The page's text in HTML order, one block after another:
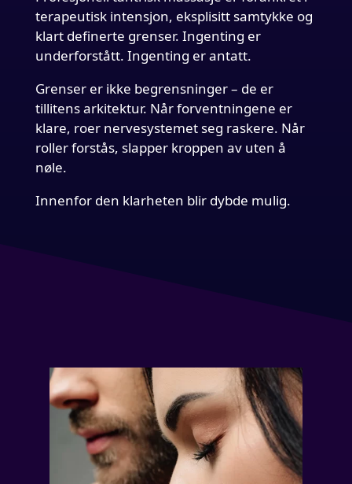
terapeutisk intensjon, eksplisitt samtykke og
klart definerte grenser. Ingenting er
underforstått. Ingenting er antatt.
Grenser er ikke begrensninger – de er
tillitens arkitektur. Når forventningene er
klare, roer nervesystemet seg raskere. Når
roller forstås, slapper kroppen av uten å
nøle.
Innenfor den klarheten blir dybde mulig.